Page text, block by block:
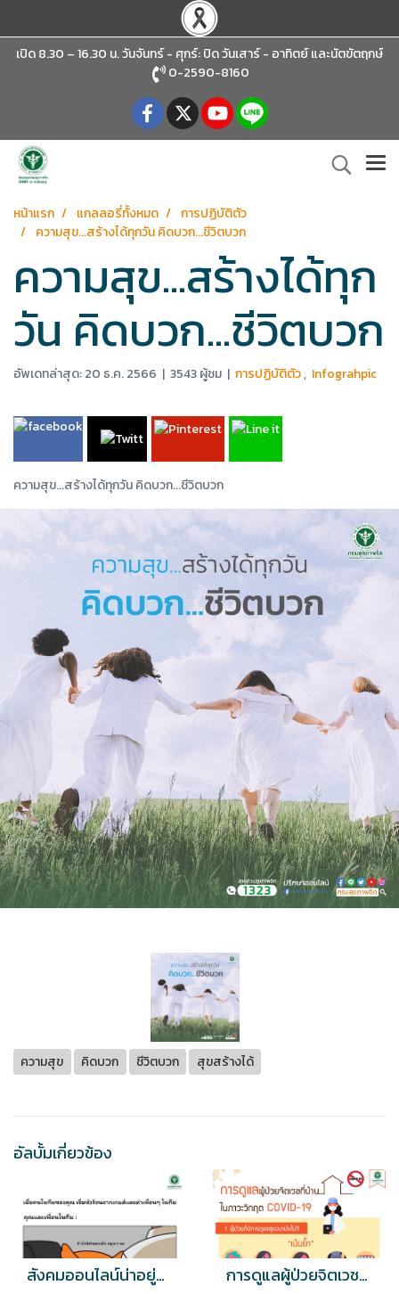
เปิด 8.30 – 16.30 น. วันจันทร์ - ศุกร์: ปิด วันเสาร์ - อาทิตย์และนัตขัตฤกษ์
0-2590-8160
หน้าแรก แกลลอรี่ทั้งหมด
การปฏิบัติตัว
ความสุข...สร้างได้ทุกวัน คิดบวก...ชีวิตบวก
ความสุข...สร้างได้ทุก
วัน คิดบวก...ชีวิตบวก
อัพเดทล่าสุด: 20 ธ.ค. 2566 | 3543 ผู้ชม | การปฏิบัติตัว, Infograhpic
ความสุข...สร้างได้ทุกวัน คิดบวก...ชีวิตบวก
ความสุข คิดบวก ชีวิตบวก สุขสร้างได้
อัลบั้มเกี่ยวข้อง
สังคมออนไลน์น่าอยู่กว่าเดิมด้วยหลัก "3ป" การดูแลผู้ป่วยจิตเวชที่บ้านในภาวะวิกฤต COVID-19